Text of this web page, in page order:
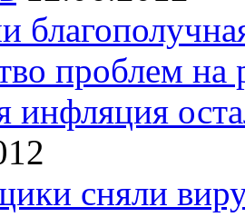
проблем на
инфляция
сняли